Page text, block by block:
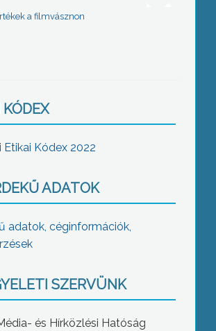
a filmvásznon
Etikai Kódex 2022
ADATOK
adatok, céginformációk,
SZERVÜNK
és Hírközlési Hatóság